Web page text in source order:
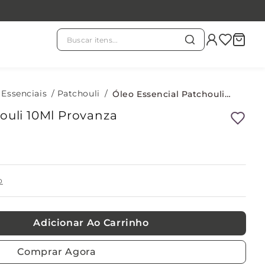
Buscar itens...
Patchouli Óleo Essencial Patchouli 10Ml Provanza
10Ml Provanza
Adicionar Ao Carrinho
Comprar Agora
1º chá branco
4º refil
5º velas
6º difusor